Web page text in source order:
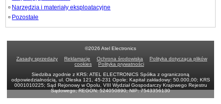
Narzędzia i materiały eksploatacyjne
Pozostałe
©2026 Atel Electronics
Zasady sprzedaży
Reklamacje Ochrona środowiska
Polityka dotycząca plików
cookies
Polityka prywatności
Siedziba zgodnie z KRS: ATEL ELECTRONICS Spółka z ograniczoną
odpowiedzialnością, ul. Oleska 121, 45-231 Opole; Kapitał zakładowy: 50.000,00; KRS
0001010225; Sąd Rejonowy w Opolu, VIII Wydział Gospodarczy Krajowego Rejestru
Sądowego; REGON: 524050890; NIP: 7543356130